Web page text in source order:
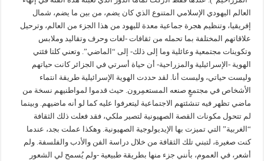
العالم اليهودي الإسلامي المتنوع الذي كان يضم، من بين ما يضم، شمال
إفريقيا، وتنظيم هجرة جماعية معدة لليهود من هذا الجزء من العالم، وترحيل
علاقاتهم المختلفة بما تحمله من ثقافات -لغات وحرف وتقاليد وملابس
وتكوينات مجتمعية وعائلية وما إلى ذلك- إلى “الماضي”. وتعني كلتا فئتي
الهوية -الإسرائيلية والمزراحية- أن حياة أسرتي في الجزائر كانت حياتهم
وليست حياتي، وليست أنا. لقد حددت الهوية الإسرائيلية طريقة انتماء
الأشخاص في مجتمعٍ صنعه المستعمِرون. حيث قدموا لمواطنيهم نسخة من
ماضي تظهر فيه تنشئتهم الاجتماعية ليتعرفوا عليه كما لو أنه ماضيهم. وبينما
لم تتحول مكونات القصة الصهيونية لتصير ملكي، فقد فعلت ذلك الثقافة
“الغربية” التي تميزت بها الإيديولوجية الصهيونية. وهكذا عملت بجد، عندما
كنت صغيرة، لتبني تلك الثقافة من خلال دراسة الفن والأدب والفلسفة. ولم
أشعر، في العموم، بأنني جزء منها بطريقة طبيعية -ولم يُسمح لي الشعور